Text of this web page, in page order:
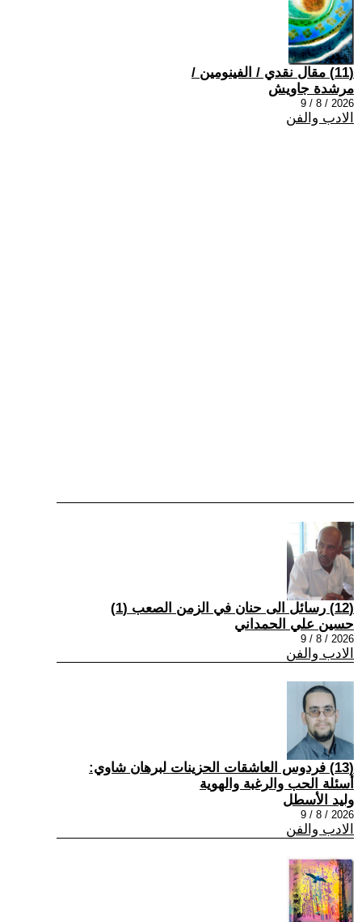
(11) مقال نقدي / الفينومين /
مرشدة جاويش
2026 / 8 / 9
الادب والفن
(12) رسائل الى حنان في الزمن الصعب (1)
حسين علي الحمداني
2026 / 8 / 9
الادب والفن
(13) فردوس العاشقات الحزينات لبرهان شاوي:
أسئلة الحب والرغبة والهوية
وليد الأسطل
2026 / 8 / 9
الادب والفن